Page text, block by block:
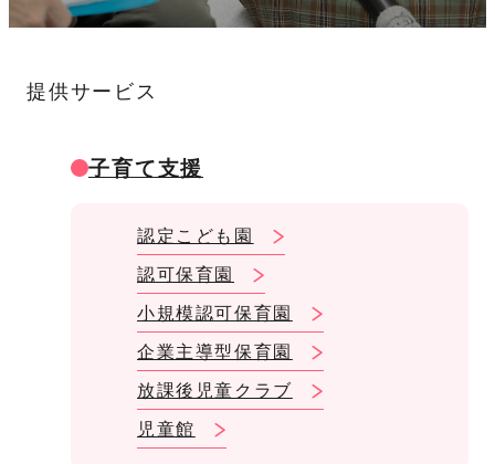
提供サービス
子育て支援
認定こども園
認可保育園
小規模認可保育園
企業主導型保育園
放課後児童クラブ
児童館